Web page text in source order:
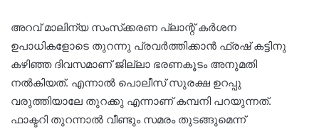
അറവ് മാലിന്യ സംസ്‌ക്കരണ പ്ലാന്റ് കർശന
ഉപാധികളോടെ തുറന്നു പ്രവർത്തിക്കാൻ ഫ്രഷ് കട്ടിനു
കഴിഞ്ഞ ദിവസമാണ് ജില്ലാ ഭരണകൂടം അനുമതി
നൽകിയത്. എന്നാൽ പൊലീസ് സുരക്ഷ ഉറപ്പു
വരുത്തിയാലേ തുറക്കു എന്നാണ് കമ്പനി പറയുന്നത്.
ഫാക്ടറി തുറന്നാൽ വീണ്ടും സമരം തുടങ്ങുമെന്ന്